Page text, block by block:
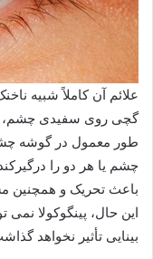
علائم آن کاملاً شبیه
گچی روی سفیدی چشم،
طور معمول در گوشه
چشم یا هر دو را
باعث تحریک و همچنین
این حال، پینگوکولا نمی
بینایی تأثیر نخواهد